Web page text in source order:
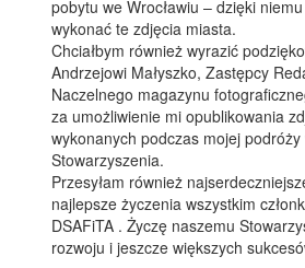
pobytu we Wrocławiu – dzięki niemu
wykonać te zdjęcia miasta.
Chciałbym również wyrazić
Andrzejowi Małyszko, Zastępcy
Naczelnego magazynu
za umożliwienie mi opublikowania
wykonanych podczas mojej
Stowarzyszenia.
Przesyłam również
najlepsze życzenia wszystkim
DSAFiTA . Życzę naszemu
rozwoju i jeszcze większych